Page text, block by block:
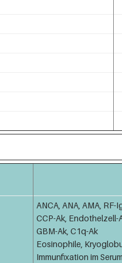
ANCA, ANA, AMA, RF-
CCP-Ak, Endothelzell-
GBM-Ak, C1q-Ak
Eosinophile,
Immunfixation im Serum